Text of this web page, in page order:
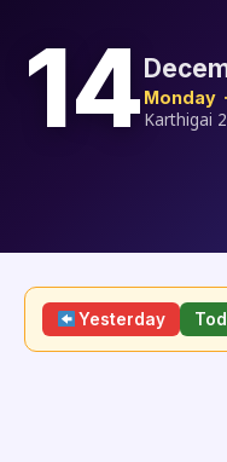
14 Monday
Karthigai
Yesterday